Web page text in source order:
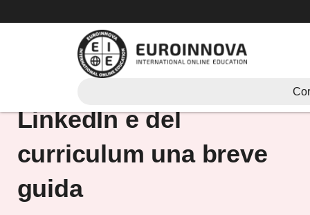
al
Foto profilo su
LinkedIn e del
curriculum una breve
guida